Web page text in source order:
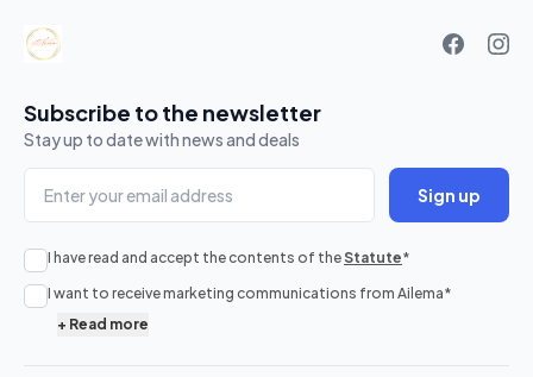
No
products
Subscribe to the newsletter
Stay up to date with news and deals
Sign up
I have read and accept the contents of the Statute*
I want to receive marketing communications from Ailema*
+ Read more